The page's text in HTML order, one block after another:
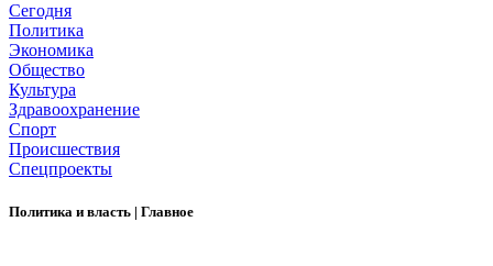
Сегодня
Политика
Экономика
Общество
Культура
Здравоохранение
Спорт
Происшествия
Спецпроекты
Политика и власть | Главное